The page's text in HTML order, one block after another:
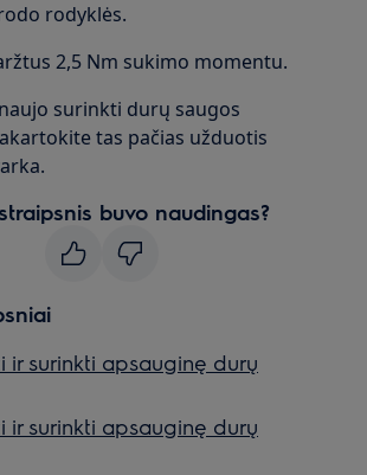
rodyklės.
2,5 Nm sukimo momentu.
surinkti durų saugos
tas pačias užduotis
buvo naudingas?
ir surinkti apsauginę durų
ir surinkti apsauginę durų